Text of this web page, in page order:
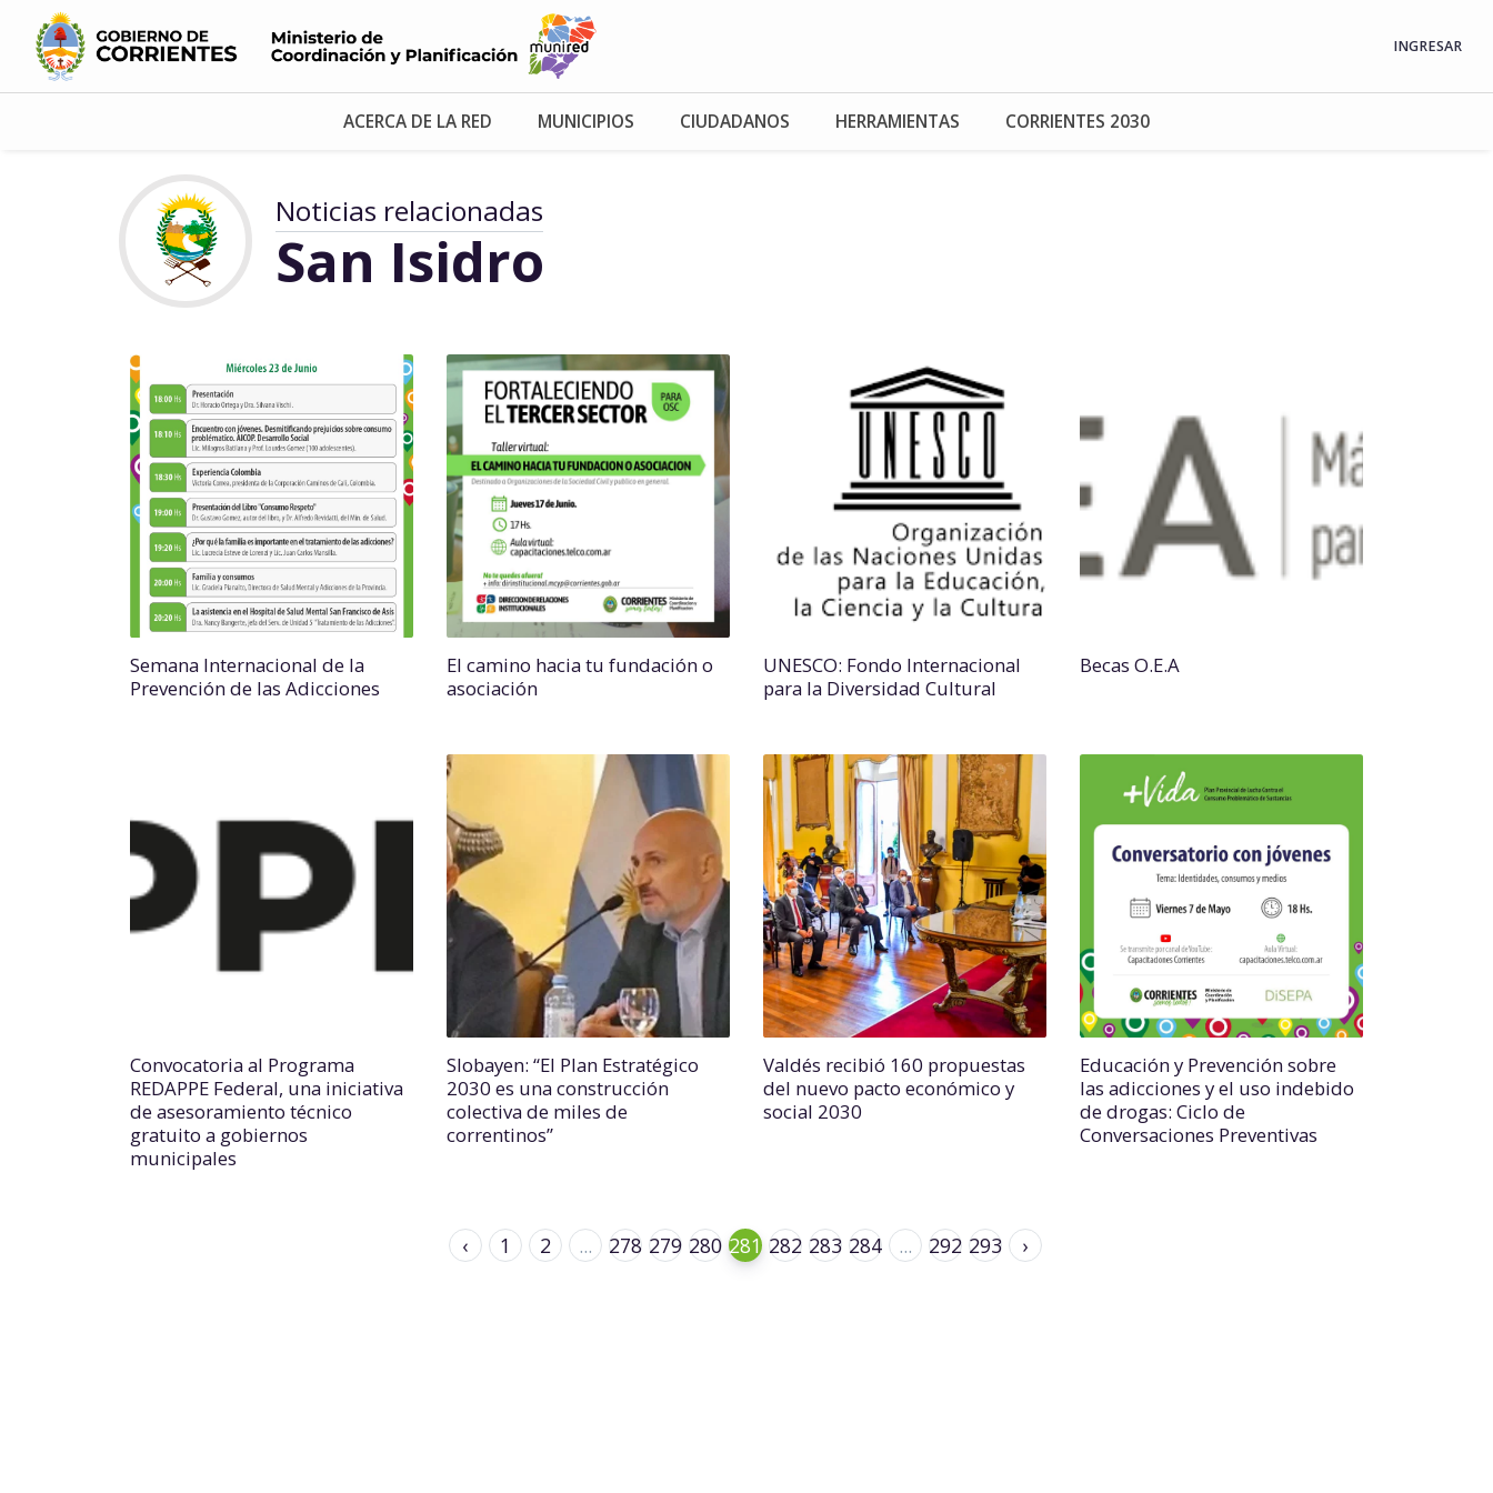
INGRESAR
ACERCA DE LA RED MUNICIPIOS CIUDADANOS HERRAMIENTAS CORRIENTES 2030
Noticias relacionadas
San Isidro
Semana Internacional de la
Prevención de las Adicciones
El camino hacia tu fundación o
asociación
UNESCO: Fondo Internacional
para la Diversidad Cultural
Becas O.E.A
Convocatoria al Programa
REDAPPE Federal, una iniciativa
de asesoramiento técnico
gratuito a gobiernos
municipales
Slobayen: “El Plan Estratégico
2030 es una construcción
colectiva de miles de
correntinos”
Valdés recibió 160 propuestas
del nuevo pacto económico y
social 2030
Educación y Prevención sobre
las adicciones y el uso indebido
de drogas: Ciclo de
Conversaciones Preventivas
‹ 1 2 ... 278 279 280 281 282 283 284 ... 292 293 ›